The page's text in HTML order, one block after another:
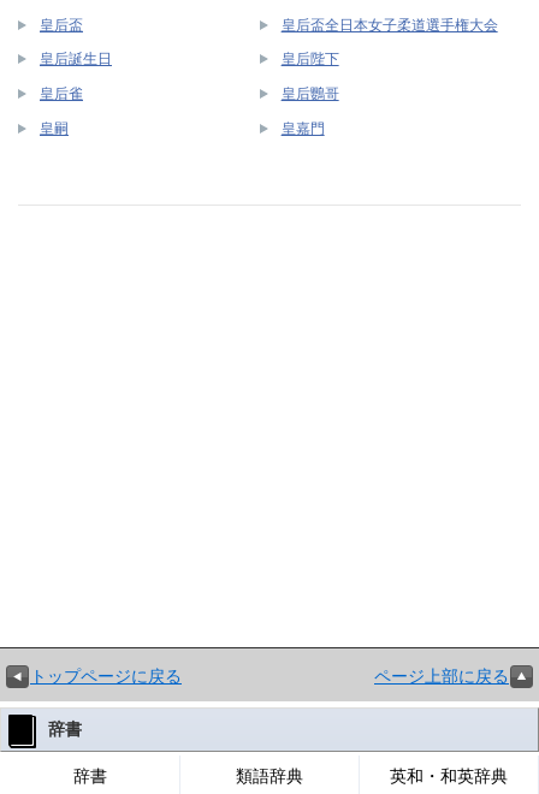
皇后盃 皇后盃全日本女子柔道選手権大会
皇后誕生日 皇后陛下
皇后雀 皇后鸚哥
皇嗣 皇嘉門
トップページに戻る ページ上部に戻る
辞書
辞書 類語辞典 英和・和英辞典